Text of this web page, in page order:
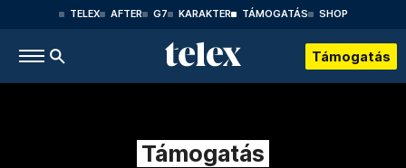
TELEX AFTER G7 KARAKTER TÁMOGATÁS SHOP
Támogatás
Támogatás